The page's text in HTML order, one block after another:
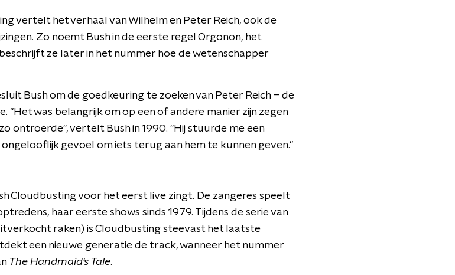
vertelt het verhaal van Wilhelm en Peter Reich, ook de
Zo noemt Bush in de eerste regel Orgonon, het
ze later in het nummer hoe de wetenschapper
Bush om de goedkeuring te zoeken van Peter Reich – de
"Het was belangrijk om op een of andere manier zijn zegen
ontroerde", vertelt Bush in 1990. "Hij stuurde me een
gevoel om iets terug aan hem te kunnen geven."
Cloudbusting voor het eerst live zingt. De zangeres speelt
haar eerste shows sinds 1979. Tijdens de serie van
raken) is Cloudbusting steevast het laatste
een nieuwe generatie de track, wanneer het nummer
The Handmaid's Tale​.